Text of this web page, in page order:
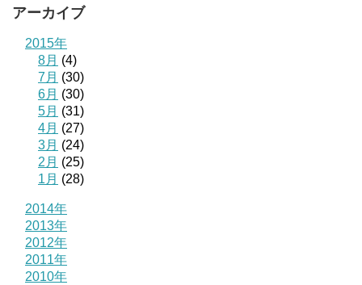
アーカイブ
2015年
8月 (4)
7月 (30)
6月 (30)
5月 (31)
4月 (27)
3月 (24)
2月 (25)
1月 (28)
2014年
2013年
2012年
2011年
2010年